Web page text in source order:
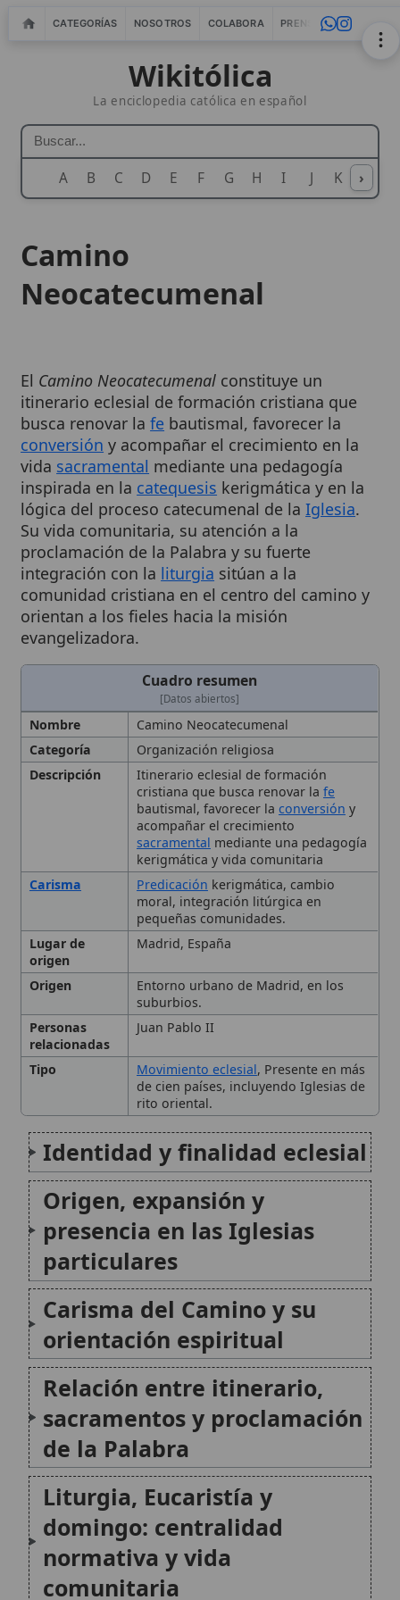
CATEGORÍAS NOSOTROS COLABORA PRENSA WEBMASTERS
Wikitólica
La enciclopedia católica en español
A B C D E F G H I J K L M
›
Neocatecumenal
busca renovar lafebautismal, favorecer la
conversión y acompañar el crecimiento en la
vidasacramentalmediante una pedagogía
inspirada en lacatequesiskerigmática y en la
lógica del proceso catecumenal de laIglesia.
Su vida comunitaria, su atención a la
proclamación de la Palabra y su fuerte
integración con laliturgiasitúan a la
comunidad cristiana en el centro del camino y
orientan a los fieles hacia la misión
evangelizadora.
Cuadro resumen
Organización religiosa
Itinerario eclesial de formación
cristiana que busca renovar la
bautismal, favorecer laconversióny
acompañar el crecimiento
sacramentalmediante una pedagogía
kerigmática y vida comunitaria
Predicaciónkerigmática, cambio
moral, integración litúrgica en
pequeñas comunidades.
origen
Madrid, España
Origen
Entorno urbano de Madrid, en los
suburbios.
Personas
relacionadas
Juan Pablo II
Tipo Movimiento eclesial, Presente en más
de cien países, incluyendo Iglesias de
rito oriental.
Identidad y finalidad eclesial
Origen, expansión y
presencia en las Iglesias
particulares
Carisma del Camino y su
orientación espiritual
Relación entre itinerario,
sacramentos y proclamación
de la Palabra
Liturgia, Eucaristía y
domingo: centralidad
normativa y vida
comunitaria
Familia, catequesis
doméstica y misión
Estructura pedagógica del
itinerario: etapas de
🙏 Bienvenido a Wikitólica
Esta enciclopedia es un recurso privado de referencia sin
. No sustituye al Catecismo, a la Sagrada
Escritura ni a los documentos oficiales de la Iglesia y está